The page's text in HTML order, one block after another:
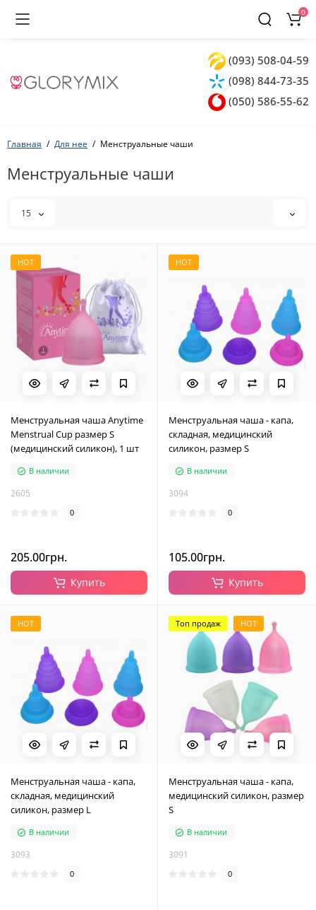
(093) 508-04-59
(098) 844-73-35
(050) 586-55-62
0
Главная Для нее Менструальные чаши
Менструальные чаши
15
HOT
Менструальная чаша Anytime
Menstrual Cup размер S
(медицинский силикон), 1 шт
В наличии
2605
0
205.00грн.
Купить
HOT
Менструальная чаша - капа,
складная, медицинский
силикон, размер S
В наличии
3094
0
105.00грн.
Купить
HOT
Менструальная чаша - капа,
складная, медицинский
силикон, размер L
В наличии
3093
0
Топ продаж HOT
Менструальная чаша - капа,
медицинский силикон, размер
S
В наличии
3091
0